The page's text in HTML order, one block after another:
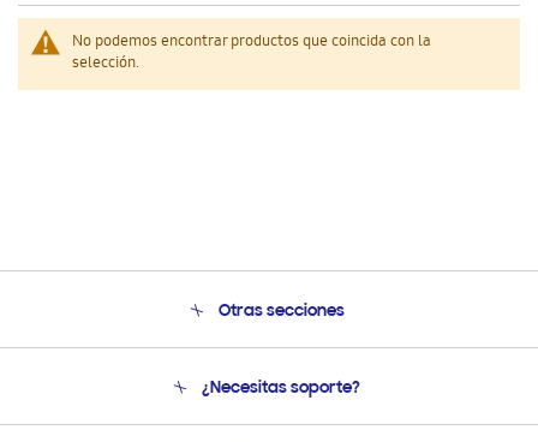
No podemos encontrar productos que coincida con la
selección.
Otras secciones
Soporte
¿Necesitas soporte?